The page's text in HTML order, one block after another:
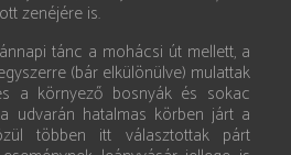
zenéjére is.
tánc a mohácsi út mellett, a
(bár elkülönülve) mulattak
a környező bosnyák és sokac
udvarán hatalmas körben járt a
többen itt választottak párt